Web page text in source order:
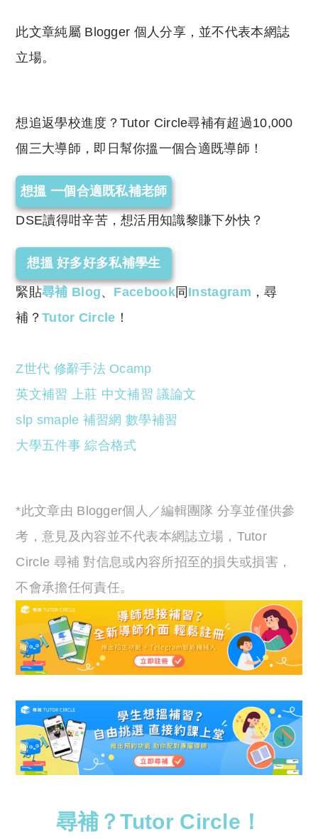
此文章純屬 Blogger 個人分享，並不代表本網誌
立場。
想追返學校進度？Tutor Circle尋補有超過10,000
個三大導師，即日幫你搵一個合適既導師！
想搵 一個合適既私補老師
DSE讀得咁辛苦，想活用知識黎賺下外快？
想搵 好多好多私補學生
緊貼尋補 Blog、 Facebook同 Instagram ，尋
補？Tutor Circle ！
Z世代 修辭手法 Ocamp
英文補習 上莊 中文補習 議論文
slp smaple 補習網 數學補習
大學五件事 綜合格式
*此文章由 Blogger個人／編輯團隊 分享並僅供參
考，意見及內容並不代表本網誌立場，Tutor
Circle 尋補 對信息或內容所招至的損失或損害，
不會承擔任何責任。
尋補？Tutor Circle！